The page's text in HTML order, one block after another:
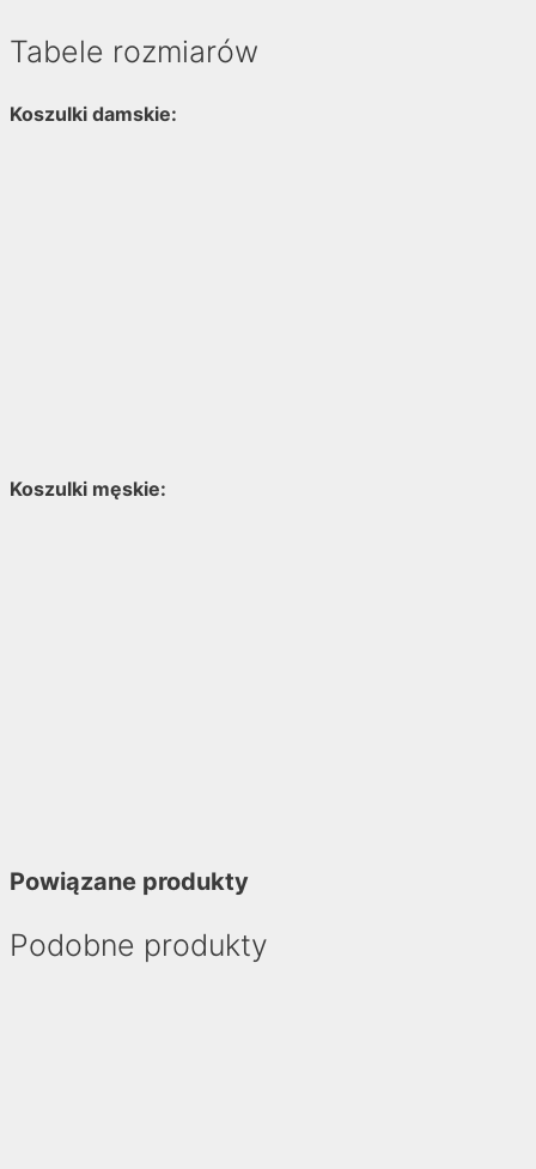
Tabele rozmiarów
Koszulki damskie:
Koszulki męskie:
Powiązane produkty
Podobne produkty